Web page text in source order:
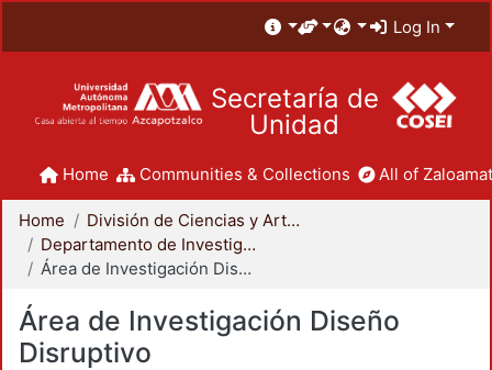
Log In
Secretaría de
Unidad
Home Communities & Collections All of
Home
División de Ciencias y Artes para el Diseño
Departamento de Investigación y Conocimiento para el Diseño
Área de Investigación Diseño Disruptivo
Área de Investigación Diseño
Disruptivo